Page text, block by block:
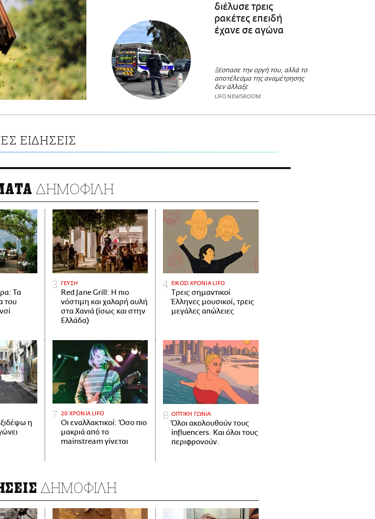
διέλυσε τρεις
ρακέτες επειδή
έχανε σε αγώνα
Ξέσπασε την οργή του, αλλά το
αποτέλεσμα της αναμέτρησης
δεν άλλαξε
LIFO NEWSROOM
ΕΙΔΗΣΕΙΣ
ΔΗΜΟΦΙΛΗ
Τα
του
ΓΕΥΣΗ
Red Jane Grill: Η πιο
νόστιμη και χαλαρή αυλή
στα Χανιά (ίσως και στην
Ελλάδα)
ΕΙΚΟΣΙ ΧΡΟΝΙΑ LIFO
Tρεις σημαντικοί
Έλληνες μουσικοί, τρεις
μεγάλες απώλειες
η
20 ΧΡΟΝΙΑ LIFO
Οι εναλλακτικοί: Όσο πιο
μακριά από το
mainstream γίνεται
ΟΠΤΙΚΗ ΓΩΝΙΑ
Όλοι ακολουθούν τους
influencers. Και όλοι τους
περιφρονούν.
ΔΗΜΟΦΙΛΗ